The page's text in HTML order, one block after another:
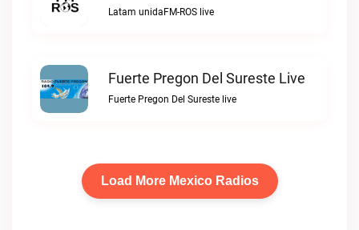
Latam unidaFM-ROS live
Fuerte Pregon Del Sureste Live
Fuerte Pregon Del Sureste live
Load More Mexico Radios